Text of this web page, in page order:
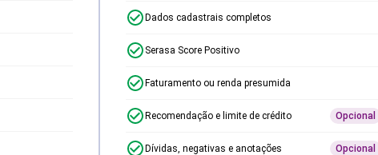
Dados cadastrais completos
Serasa Score Positivo
Faturamento ou renda presumida
Recomendação e limite de crédito Opcional
Dívidas, negativas e anotações Opcional